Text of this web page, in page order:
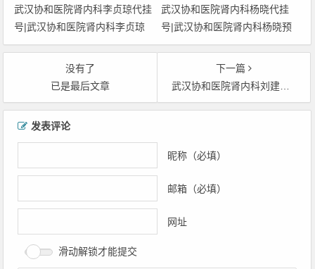
武汉协和医院肾内科李贞琼代挂
号|武汉协和医院肾内科李贞琼
预约挂号|武汉协和医院肾内科
李贞琼网上挂号|武汉协和医院
肾内科李贞琼上班时间
武汉协和医院肾内科杨晓代挂
号|武汉协和医院肾内科杨晓预
约挂号|武汉协和医院肾内科杨
晓网上挂号|武汉协和医院肾内
科杨晓上班时间
没有了
已是最后文章
下一篇
武汉协和医院肾内科刘建社代挂号|武汉协和医院肾内科刘建社预约挂号|武汉协和医院肾内科刘建社网上挂号|武汉协和医院肾内科刘建社上班时间
文章导航
发表评论
昵称（必填）
邮箱（必填）
网址
滑动解锁才能提交